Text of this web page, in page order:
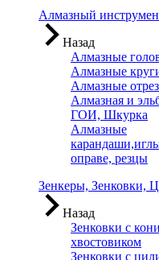
Алмазный
Назад
Алмазные
Алмазные
Алмазные
Алмазная и
ГОИ, Шкурка
Алмазные
оправе, резцы
Зенкеры, Зенковки,
Назад
Зенковки с
хвостовиком
Зенковки с